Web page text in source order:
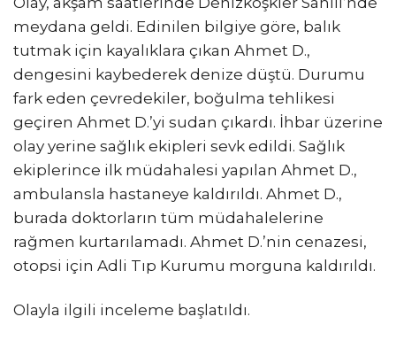
meydana geldi. Edinilen bilgiye göre, balık
tutmak için kayalıklara çıkan Ahmet D.,
dengesini kaybederek denize düştü. Durumu
fark eden çevredekiler, boğulma tehlikesi
geçiren Ahmet D.’yi sudan çıkardı. İhbar üzerine
olay yerine sağlık ekipleri sevk edildi. Sağlık
ekiplerince ilk müdahalesi yapılan Ahmet D.,
ambulansla hastaneye kaldırıldı. Ahmet D.,
burada doktorların tüm müdahalelerine
rağmen kurtarılamadı. Ahmet D.’nin cenazesi,
otopsi için Adli Tıp Kurumu morguna kaldırıldı.
Olayla ilgili inceleme başlatıldı.